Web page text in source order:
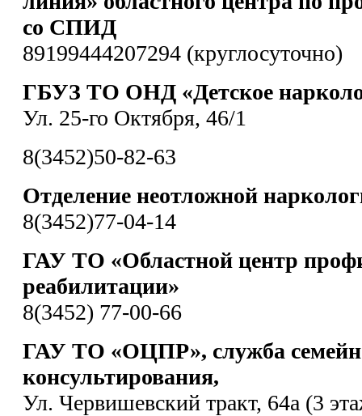
со СПИД
89199444207294 (круглосуточно)
ГБУЗ ТО ОНД «Детское
Ул. 25-го Октября, 46/1
8(3452)50-82-63
Отделение неотложной
8(3452)77-04-14
ГАУ ТО «Областной центр
реабилитации»
8(3452) 77-00-66
ГАУ ТО «ОЦПР», служба
консультирования,
Ул. Червишевский тракт, 64а (3